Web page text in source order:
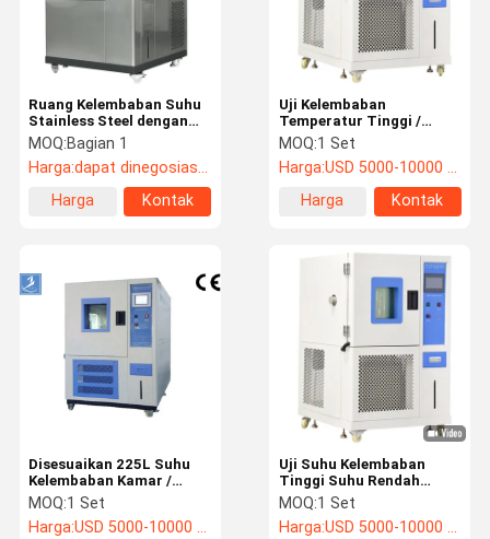
Ruang Kelembaban Suhu
Stainless Steel dengan
-70 ℃ hingga 180 ℃
MOQ:Bagian 1
Harga:dapat dinegosiasikan
Harga
Kontak
Uji Kelembaban
Temperatur Tinggi /
Rendah Suhu -70 ℃ ~ 150
℃ Kompresor Tecumseh
MOQ:1 Set
Harga:USD 5000-10000 / 1 set
Harga
Kontak
Disesuaikan 225L Suhu
Kelembaban Kamar /
Peralatan Pengujian
Lingkungan
MOQ:1 Set
Harga:USD 5000-10000 / 1 set
Uji Suhu Kelembaban
Tinggi Suhu Rendah
Tinggi Programmable
MOQ:1 Set
Harga:USD 5000-10000 / 1 set